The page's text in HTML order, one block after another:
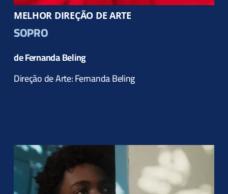
MELHOR DIREÇÃO DE ARTE
SOPRO
de Fernanda Beling
Direção de Arte: Fernanda Beling